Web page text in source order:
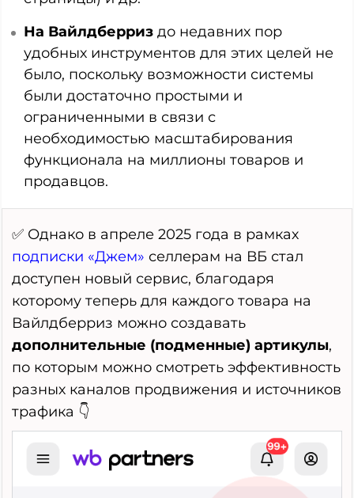
На Вайлдберриз до недавних пор
удобных инструментов для этих целей не
было, поскольку возможности системы
были достаточно простыми и
ограниченными в связи с
необходимостью масштабирования
функционала на миллионы товаров и
продавцов.
✅ Однако в апреле 2025 года в рамках
подписки «Джем» селлерам на ВБ стал
доступен новый сервис, благодаря
которому теперь для каждого товара на
Вайлдберриз можно создавать
дополнительные (подменные) артикулы,
по которым можно смотреть эффективность
разных каналов продвижения и источников
трафика 👇